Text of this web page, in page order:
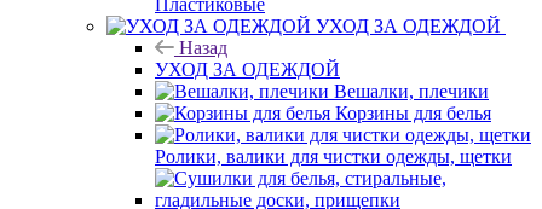
Пластиковые
УХОД ЗА ОДЕЖДОЙ
Назад
УХОД ЗА ОДЕЖДОЙ
Вешалки, плечики
Корзины для белья
Ролики, валики для чистки одежды, щетки